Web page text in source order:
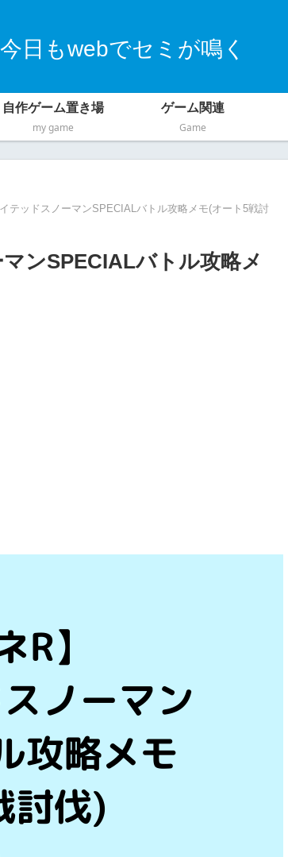
今日もwebでセミが鳴く
自作ゲーム置き場
my game
ゲーム関連
Game
テッドスノーマンSPECIALバトル攻略メモ(オート5戦討
ンSPECIALバトル攻略メ